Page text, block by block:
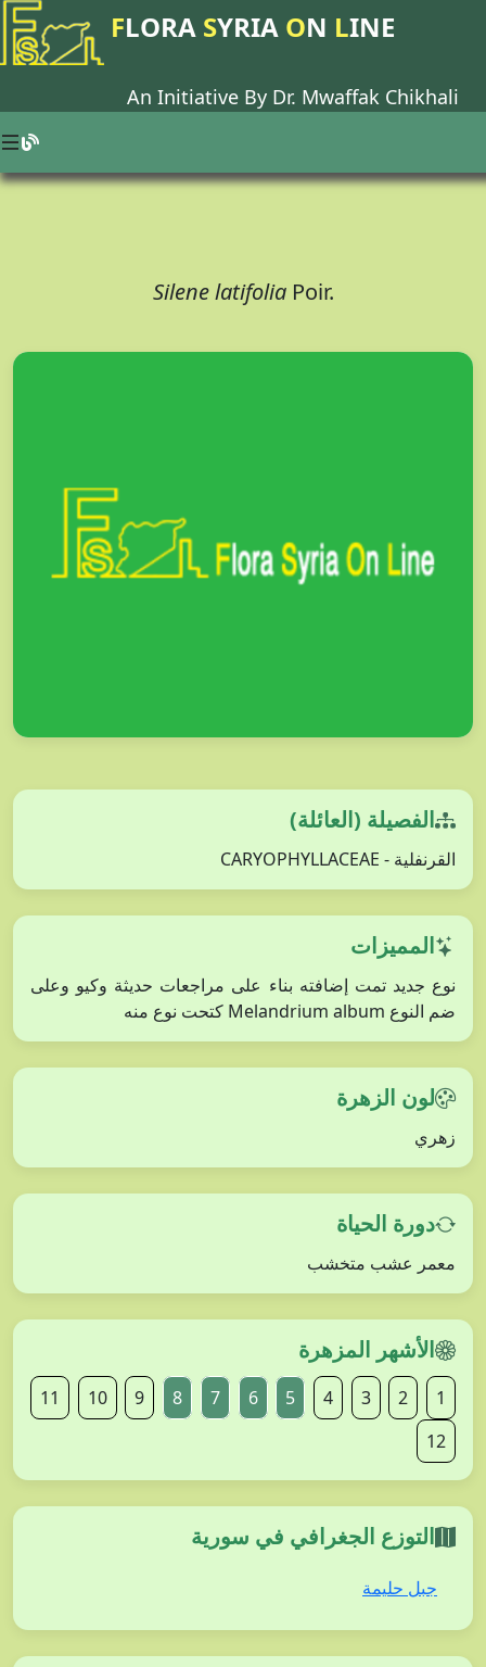
FLORA SYRIA ON LINE
An Initiative By Dr. Mwaffak Chikhali
Silene latifolia Poir.
الفصيلة (العائلة)
القرنفلية - CARYOPHYLLACEAE
المميزات
نوع جديد تمت إضافته بناء على مراجعات حديثة وكيو وعلى
ضم النوع Melandrium album كتحت نوع منه
لون الزهرة
زهري
دورة الحياة
معمر عشب متخشب
الأشهر المزهرة
1
2
3
4
5
6
7
8
9
10
11
12
التوزع الجغرافي في سورية
جبل حليمة